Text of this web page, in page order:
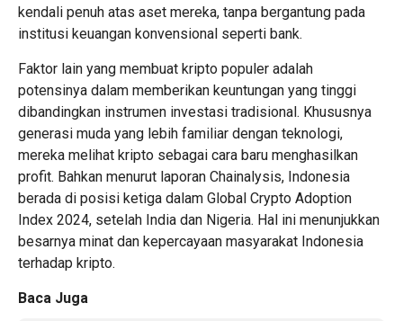
kendali penuh atas aset mereka, tanpa bergantung pada
institusi keuangan konvensional seperti bank.
Faktor lain yang membuat kripto populer adalah
potensinya dalam memberikan keuntungan yang tinggi
dibandingkan instrumen investasi tradisional. Khususnya
generasi muda yang lebih familiar dengan teknologi,
mereka melihat kripto sebagai cara baru menghasilkan
profit. Bahkan menurut laporan Chainalysis, Indonesia
berada di posisi ketiga dalam Global Crypto Adoption
Index 2024, setelah India dan Nigeria. Hal ini menunjukkan
besarnya minat dan kepercayaan masyarakat Indonesia
terhadap kripto.
Baca Juga